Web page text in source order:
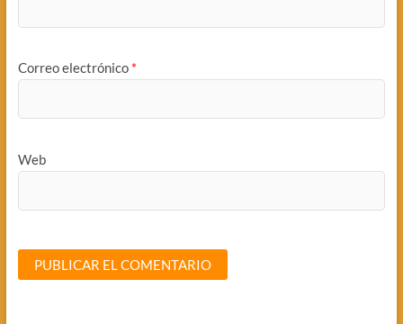
Correo electrónico *
Web